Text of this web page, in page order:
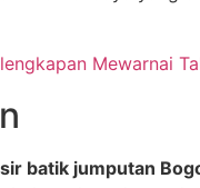
Mewarnai
batik jumputan